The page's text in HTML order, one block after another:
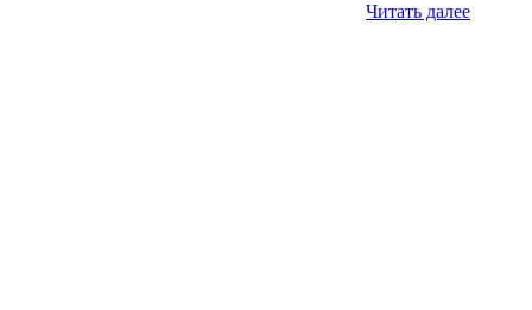
Читать далее